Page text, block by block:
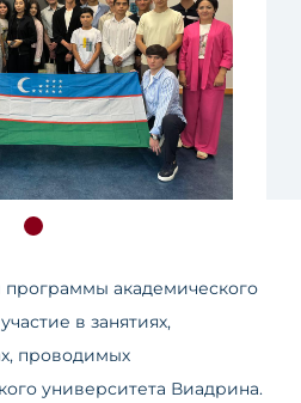
академического
в занятиях,
проводимых
университета Виадрина.